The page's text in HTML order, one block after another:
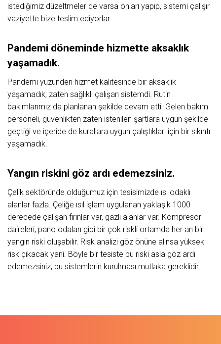
istediğimiz düzeltmeler de varsa onları yapıp, sistemi çalışır
vaziyette bize teslim ediyorlar.
Pandemi döneminde hizmette aksaklık
yaşamadık.
Pandemi yüzünden hizmet kalitesinde bir aksaklık
yaşamadık, zaten sağlıklı çalışan sistemdi. Rutin
bakımlarımız da planlanan şekilde devam etti. Gelen bakım
personeli, güvenlikten zaten istenilen şartlara uygun şekilde
geçtiği ve içeride de kurallara uygun çalıştıkları için bir sıkıntı
yaşamadık.
Yangın riskini göz ardı edemezsiniz.
Çelik sektöründe olduğumuz için tesisimizde ısı odaklı
alanlar fazla. Çeliğe ısıl işlem uygulanan yaklaşık 1000
derecede çalışan fırınlar var, gazlı alanlar var. Kompresör
daireleri, pano odaları gibi bir çok riskli ortamda her an bir
yangın riski oluşabilir. Risk analizi göz önüne alınsa yüksek
risk çıkacak yani. Böyle bir tesiste bu riski asla göz ardı
edemezsiniz, bu sistemlerin kurulması mutlaka gereklidir.